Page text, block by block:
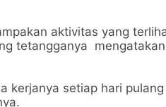
aktivitas yang
tetangganya mengatakan
kerjanya setiap hari pulang